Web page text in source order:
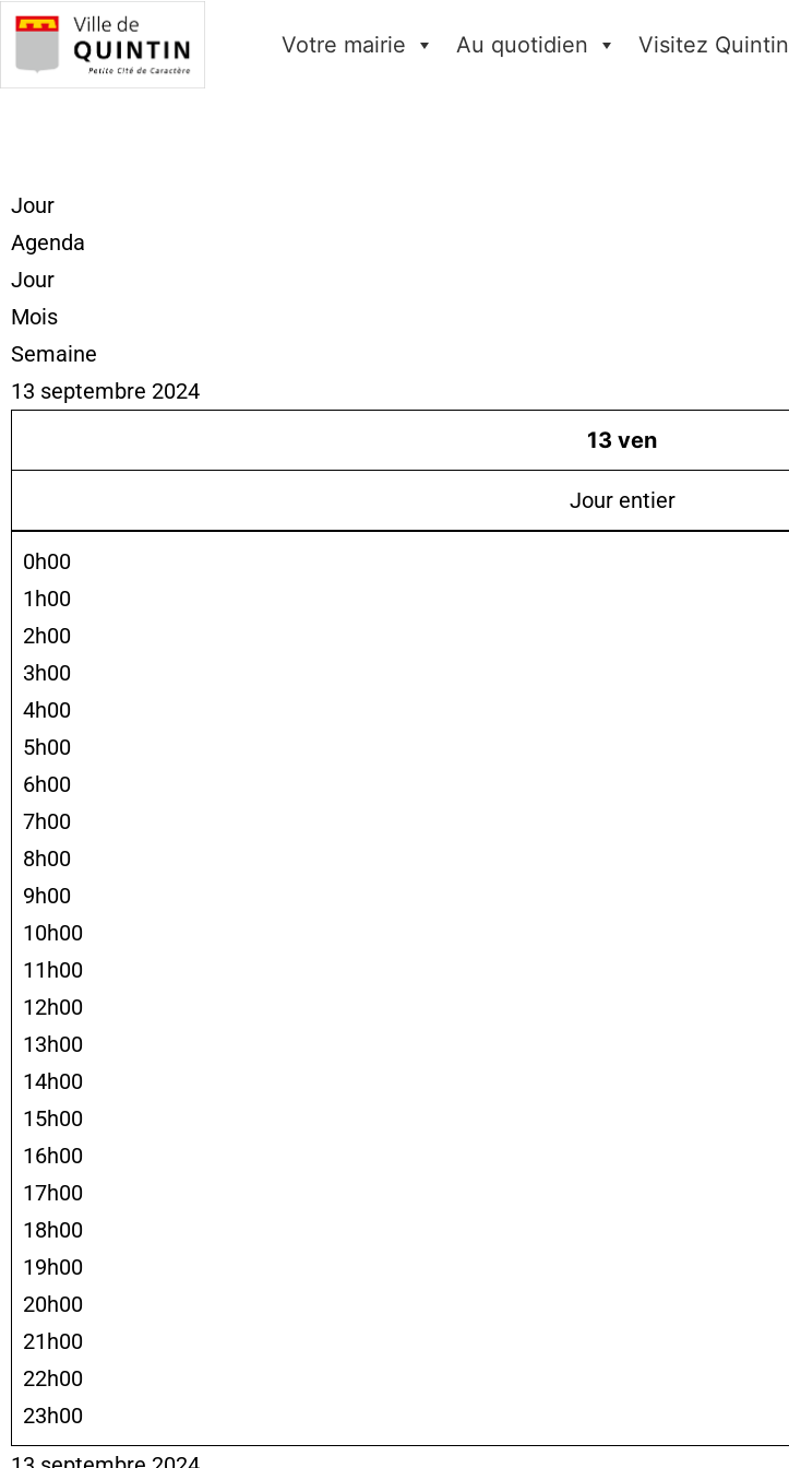
Votre mairie Au quotidien Visitez Quintin
Jour
Agenda
Jour
Mois
Semaine
13 septembre 2024
13 ven
Jour entier
0h00
1h00
2h00
3h00
4h00
5h00
6h00
7h00
8h00
9h00
10h00
11h00
12h00
13h00
14h00
15h00
16h00
17h00
18h00
19h00
20h00
21h00
22h00
23h00